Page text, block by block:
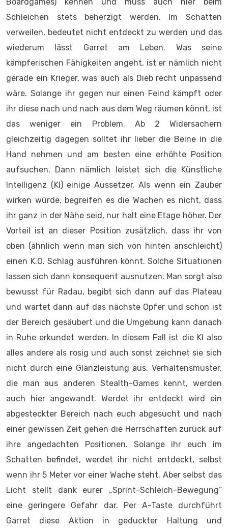
Schleichen stets beherzigt werden. Im Schatten
verweilen, bedeutet nicht entdeckt zu werden und das
wiederum lässt Garret am Leben. Was seine
kämpferischen Fähigkeiten angeht, ist er nämlich nicht
gerade ein Krieger, was auch als Dieb recht unpassend
wäre. Solange ihr gegen nur einen Feind kämpft oder
ihr diese nach und nach aus dem Weg räumen könnt, ist
das weniger ein Problem. Ab 2 Widersachern
gleichzeitig dagegen solltet ihr lieber die Beine in die
Hand nehmen und am besten eine erhöhte Position
aufsuchen. Dann nämlich leistet sich die Künstliche
Intelligenz (KI) einige Aussetzer. Als wenn ein Zauber
wirken würde, begreifen es die Wachen es nicht, dass
ihr ganz in der Nähe seid, nur halt eine Etage höher. Der
Vorteil ist an dieser Position zusätzlich, dass ihr von
oben (ähnlich wenn man sich von hinten anschleicht)
einen K.O. Schlag ausführen könnt. Solche Situationen
lassen sich dann konsequent ausnutzen. Man sorgt also
bewusst für Radau, begibt sich dann auf das Plateau
und wartet dann auf das nächste Opfer und schon ist
der Bereich gesäubert und die Umgebung kann danach
in Ruhe erkundet werden. In diesem Fall ist die KI also
alles andere als rosig und auch sonst zeichnet sie sich
nicht durch eine Glanzleistung aus. Verhaltensmuster,
die man aus anderen Stealth-Games kennt, werden
auch hier angewandt. Werdet ihr entdeckt wird ein
abgesteckter Bereich nach euch abgesucht und nach
einer gewissen Zeit gehen die Herrschaften zurück auf
ihre angedachten Positionen. Solange ihr euch im
Schatten befindet, werdet ihr nicht entdeckt, selbst
wenn ihr 5 Meter vor einer Wache steht. Aber selbst das
Licht stellt dank eurer „Sprint-Schleich-Bewegung“
eine geringere Gefahr dar. Per A-Taste durchführt
Garret diese Aktion in geduckter Haltung und